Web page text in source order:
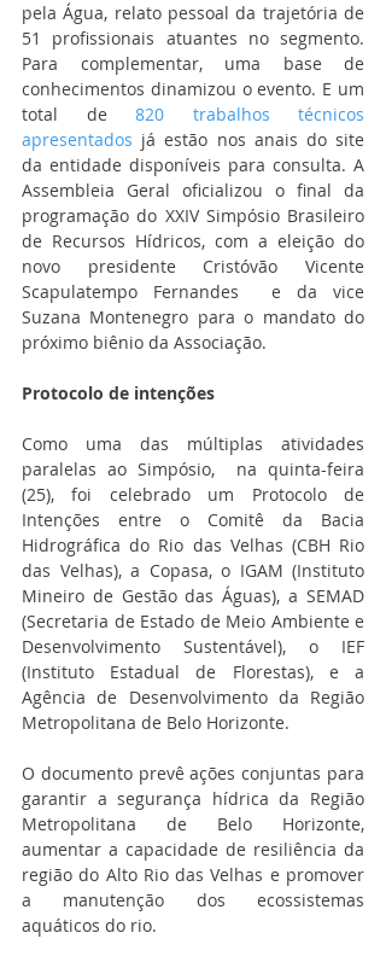
pela Água, relato pessoal da trajetória de
51 profissionais atuantes no segmento.
Para complementar, uma base de
conhecimentos dinamizou o evento. E um
total de 820 trabalhos técnicos
apresentados já estão nos anais do site
da entidade disponíveis para consulta. A
Assembleia Geral oficializou o final da
programação do XXIV Simpósio Brasileiro
de Recursos Hídricos, com a eleição do
novo presidente Cristóvão Vicente
Scapulatempo Fernandes  e da vice
Suzana Montenegro para o mandato do
próximo biênio da Associação.
Protocolo de intenções
Como uma das múltiplas atividades
paralelas ao Simpósio,  na quinta-feira
(25), foi celebrado um Protocolo de
Intenções entre o Comitê da Bacia
Hidrográfica do Rio das Velhas (CBH Rio
das Velhas), a Copasa, o IGAM (Instituto
Mineiro de Gestão das Águas), a SEMAD
(Secretaria de Estado de Meio Ambiente e
Desenvolvimento Sustentável), o IEF
(Instituto Estadual de Florestas), e a
Agência de Desenvolvimento da Região
Metropolitana de Belo Horizonte.
O documento prevê ações conjuntas para
garantir a segurança hídrica da Região
Metropolitana de Belo Horizonte,
aumentar a capacidade de resiliência da
região do Alto Rio das Velhas e promover
a manutenção dos ecossistemas
aquáticos do rio.